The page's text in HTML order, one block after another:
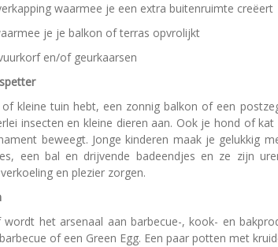
waarmee je een extra buitenruimte creëert
je je balkon of terras opvrolijkt
en/of geurkaarsen
kleine tuin hebt, een zonnig balkon of een
insecten en kleine dieren aan. Ook je hond of
beweegt. Jonge kinderen maak je gelukkig
een bal en drijvende badeendjes en ze zijn
en plezier zorgen.
het arsenaal aan barbecue-, kook- en
of een Green Egg. Een paar potten met